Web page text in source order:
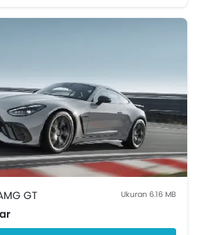
GT Ukuran 6.16 MB